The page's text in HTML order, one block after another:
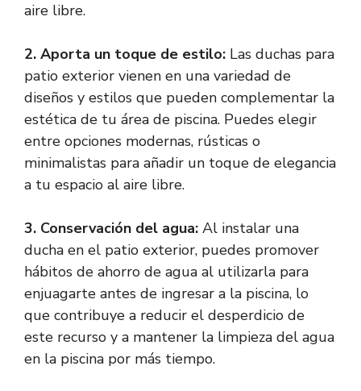
aire libre.
2. Aporta un toque de estilo: Las duchas para
patio exterior vienen en una variedad de
diseños y estilos que pueden complementar la
estética de tu área de piscina. Puedes elegir
entre opciones modernas, rústicas o
minimalistas para añadir un toque de elegancia
a tu espacio al aire libre.
3. Conservación del agua: Al instalar una
ducha en el patio exterior, puedes promover
hábitos de ahorro de agua al utilizarla para
enjuagarte antes de ingresar a la piscina, lo
que contribuye a reducir el desperdicio de
este recurso y a mantener la limpieza del agua
en la piscina por más tiempo.